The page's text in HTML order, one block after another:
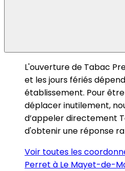
L'ouverture de Tabac
et les jours fériés
établissement. Pour
déplacer inutilement,
d’appeler directement
d'obtenir une réponse
Voir toutes les
Perret à Le Mayet-de-